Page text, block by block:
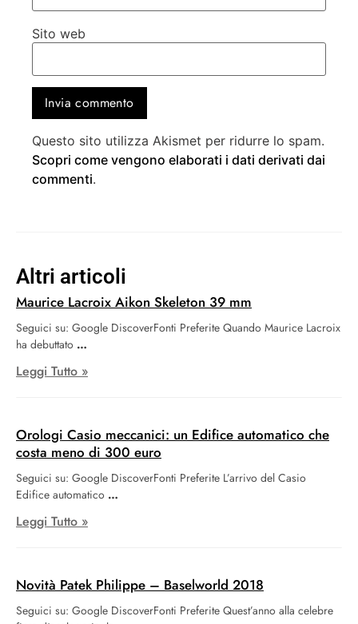
Altri articoli
Maurice Lacroix Aikon Skeleton 39 mm
Seguici su: Google DiscoverFonti Preferite Quando Maurice Lacroix
ha debuttato
Leggi Tutto »
Orologi Casio meccanici: un Edifice automatico che
costa meno di 300 euro
Seguici su: Google DiscoverFonti Preferite L’arrivo del Casio
Edifice automatico
Leggi Tutto »
Novità Patek Philippe – Baselworld 2018
Seguici su: Google DiscoverFonti Preferite Quest’anno alla celebre
Sito web
Questo sito utilizza Akismet per ridurre lo spam.
Scopri come vengono elaborati i dati derivati dai
commenti.